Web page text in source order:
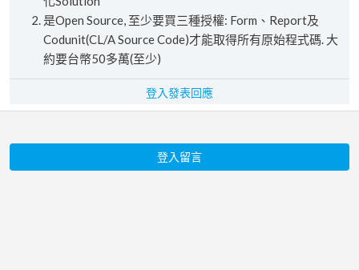
是Open Source, 至少要買三種授權: Form、Report及
Codunit(CL/A Source Code)才能取得所有原始程式碼. 大
約要台幣50多萬(至少)
登入發表回應
登入留言